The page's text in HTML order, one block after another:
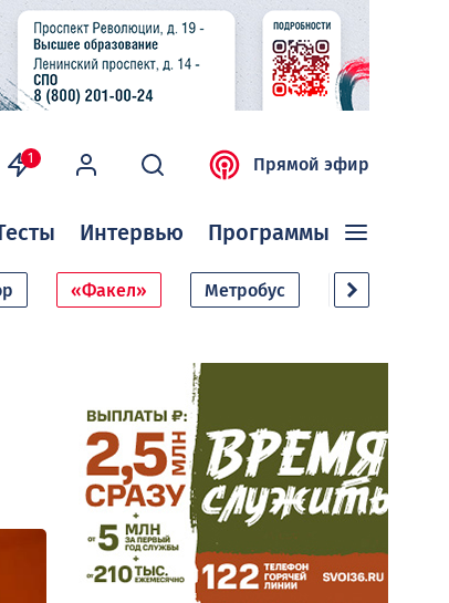
1 Прямой эфир
Интервью Программы
«Факел» Метробус Дачный